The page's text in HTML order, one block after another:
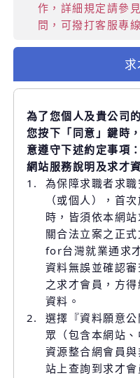
作，詳細規定請參見
問，可撥打客服專
為了您個人及貴公司
您按下「同意」鍵時
意遵守下述約定事項：
網站服務說明及求才
1.
為保障求職者求
（或個人），首
時，皆須依本網
關合法立案之正
for台灣就業通求
資料無誤並確認
之求才會員，方
資料。
2.
選擇『資料願意
眾（包含本網站
資源整合網會員
站上查詢到求才